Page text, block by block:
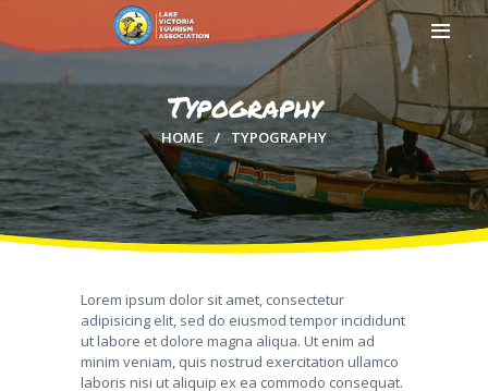
Typography
HOME TYPOGRAPHY
HOME
ABOUT US
MEMBERSHIP
MAGICAL KENYA
Lorem ipsum dolor sit amet, consectetur
adipisicing elit, sed do eiusmod tempor incididunt
ut labore et dolore magna aliqua. Ut enim ad
minim veniam, quis nostrud exercitation ullamco
laboris nisi ut aliquip ex ea commodo consequat.